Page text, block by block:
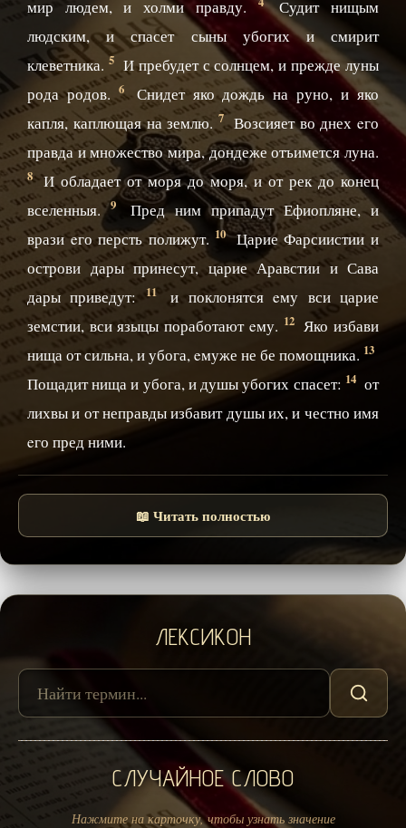
мир людем, и холми правду. Судит нищым
людским, и спасет сыны убогих и смирит
клеветника. 5 И пребудет с солнцем, и прежде луны
рода родов.6 Снидет яко дождь на руно, и яко
капля, каплющая на землю. 7 Возсияет во днех eго
правда и множество мира, дондеже отъимется луна.
8 И обладает от моря до моря, и от рек до конец
вселенныя.9
Пред ним припадут Ефиопляне, и
врази eго персть полижут. 10 Царие Фарсиистии и
острови дары принесут, царие Аравстии и Сава
дары приведут:
11
и поклонятся eму вси царие
земстии, вси языцы поработают eму. 12 Яко избави
нища от сильна, и убога, eмуже не бе помощника. 13
Пощадит нища и убога, и душы убогих спасет: 14 от
лихвы и от неправды избавит душы их, и честно имя
eго пред ними.
📖 Читать полностью
ЛЕКСИКОН
СЛУЧАЙНОЕ СЛОВО
Нажмите на карточку, чтобы узнать значение